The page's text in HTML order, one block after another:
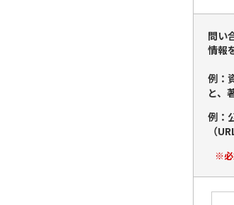
問い
情報
例：
と、
例：
（
※